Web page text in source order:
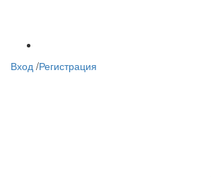
Вход /Регистрация